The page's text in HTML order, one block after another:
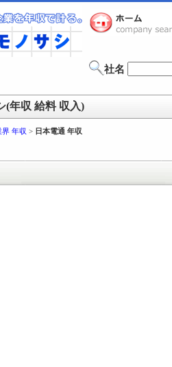
社名
(年収 給料 収入)
界 年収 > 日本電通 年収